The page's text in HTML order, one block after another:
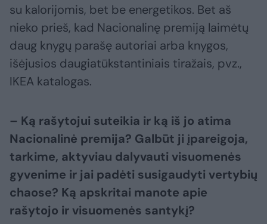
su kalorijomis, bet be energetikos. Bet aš
nieko prieš, kad Nacionalinę premiją laimėtų
daug knygų parašę autoriai arba knygos,
išėjusios daugiatūkstantiniais tiražais, pvz.,
IKEA katalogas.
– Ką rašytojui suteikia ir ką iš jo atima
Nacionalinė premija? Galbūt ji įpareigoja,
tarkime, aktyviau dalyvauti visuomenės
gyvenime ir jai padėti susigaudyti vertybių
chaose? Ką apskritai manote apie
rašytojo irvisuomenės santykį?